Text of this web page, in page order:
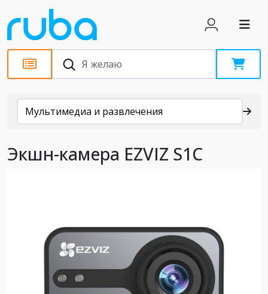
Каталог
Мультимедиа и развлечения
Экшн-камера EZVIZ S1C